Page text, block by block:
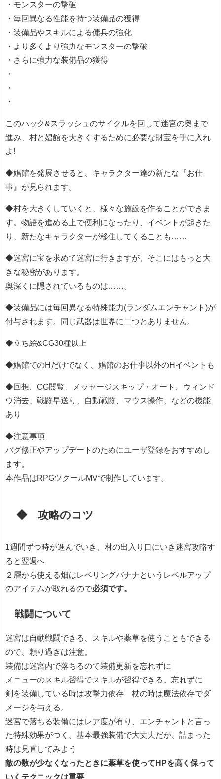
・モンスターの撃破
・毎回異なる性能を持つ装備品の獲得
・装備品やスキルによる傭兵の強化
・より多くより強力なモンスターの撃破
・さらに強力な装備品の獲得
・
・
・
このハック&スラッシュのサイクルを回して迷宮の奥まで
進み、村と娼館を大きくするために必要な財宝を手に入れ
よ!
◆娼館を発展させると、キャラクター達の新たな『お仕
事』が見られます。
◆村を大きくしていくと、様々な施設を作ることができま
す。物語を進める上で便利になったり、イベントが起きた
り、新たなキャラクターが移住してくることも……
◆迷宮に宝を求めて迷宮に行きますが、そこにはもっと大
きな秘密があります。
奥深くに隠されているものは……。
◆装備品には毎回異なる特殊能力(ランダムエンチャント)が
付与されます。同じ武器は世界に二つとありません。
◆立ち絵&CG30種以上
◆娼館でのHだけでなく、娼館のお仕事以外のHイベントも
◆回想、CG閲覧、メッセージスキップ・オート、ウィンド
ウ消去、戦闘早送り、自動戦闘、マウス操作、などの機能
あり
◆注意事項
バグ修正やアップデートのためにユーザ登録をおすすめし
ます。
本作品はRPGツクールMVで制作しています。
◆ 攻略のコツ
1週間ずつ時が進んでいき、村の出入り口にいき迷宮攻略す
ると翌週へ
２層から使える畑はレベリングバナナというレベルアップ
のアイテムが取れるので必須です。
戦闘について
迷宮は自動戦闘できる、スキルや薬草を使うこともできる
ので、頼り過ぎは注意。
装備は迷宮内で落ちるので装備更新を忘れずに
メニューのスキル習得でスキルが習得できる。忘れずに
剣を装備している時は攻撃力依存 杖の時は魔法依存でダ
メージを与える。
迷宮で落ちる装備にはレア度が有り、エンチャントと言っ
た特殊効果がつく。基本最強装備で大丈夫だが、詰まった
時は見直してみよう
敵の数が少なくなったときに薬草を使ってHPを高く保って
いくテクニックは重要